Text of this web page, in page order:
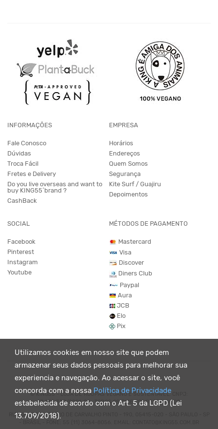
Utilizamos cookies em nosso site que podem
armazenar seus dados pessoais para melhorar sua
experiencia e navegação. Ao acessar o site, você
concorda com a nossa Política de Privacidade
estabelecida de acordo com o Art. 5 da LGPD (Lei
13.709/2018).
INFORMAÇÕES
Fale Conosco
Dúvidas
Troca Fácil
Fretes e Delivery
Do you live overseas and want to
buy KING55´brand ?
CashBack
EMPRESA
Horários
Endereços
Quem Somos
Segurança
Kite Surf / Guajiru
Depoimentos
SOCIAL
Facebook
Pinterest
Instagram
Youtube
MÉTODOS DE PAGAMENTO
Mastercard
Visa
Discover
Diners Club
Paypal
Aura
JCB
Elo
Pix
© KING55 - LOJA DE ROUPAS VEGANO E SUSTENTÁVEL. CNPJ:
07.438.330/0001-02 . TODOS OS DIREITOS RESERVADOS.
RUA DOUTOR VIRGÍLIO DE CARVALHO PINTO - 190, 05415-020 - SÃO PAULO - SP